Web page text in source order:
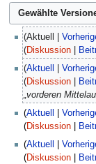
Mai
2021
Aktuell
Diskussion
April
2018
Aktuell
Diskussion
„vorderen
26.
Juli
Aktuell
Diskussion
K
e
Aktuell
Diskussion